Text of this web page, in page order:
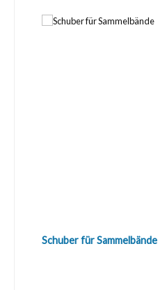
Schuber für Sammelbände